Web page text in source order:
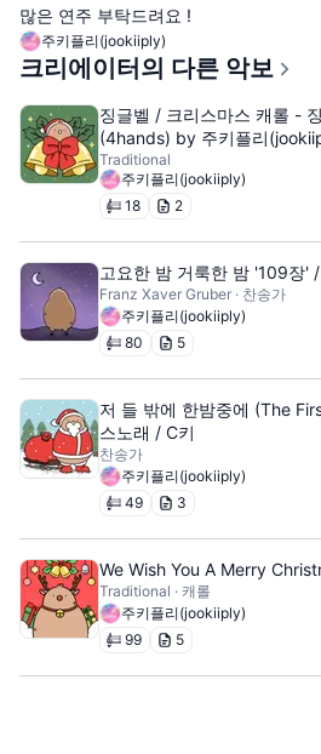
많은 연주 부탁드려요 !
주키플리(jookiiply)
크리에이터의 다른 악보
징글벨 / 크리스마스 캐롤 -
(4hands) by 주키플리
Traditional
주키플리(jookiiply)
18 2
고요한 밤 거룩한 밤 '109장'
Franz Xaver Gruber · 찬송가
주키플리(jookiiply)
80 5
저 들 밖에 한밤중에 (The
스노래 / C키
찬송가
주키플리(jookiiply)
49 3
We Wish You A Merry
Traditional · 캐롤
주키플리(jookiiply)
99 5